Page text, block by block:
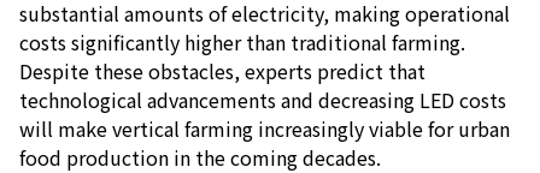
substantial amounts of electricity, making operational
costs significantly higher than traditional farming.
Despite these obstacles, experts predict that
technological advancements and decreasing LED costs
will make vertical farming increasingly viable for urban
food production in the coming decades.